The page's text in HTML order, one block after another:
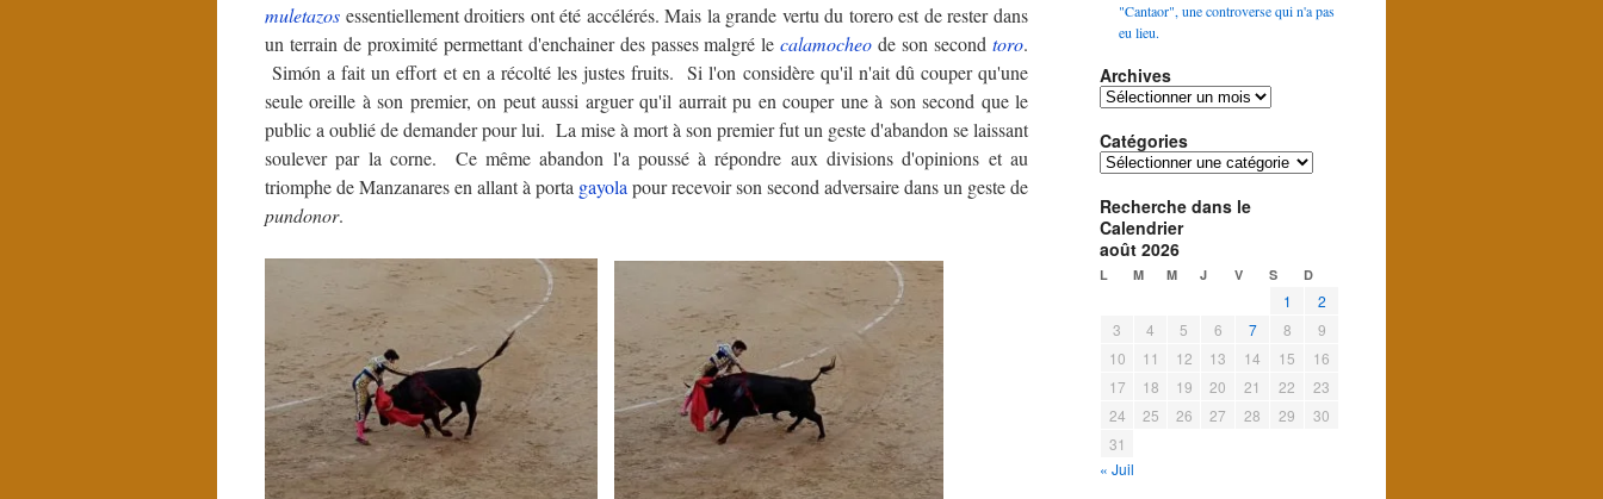
muletazos essentiellement droitiers ont été accélérés. Mais la grande vertu du torero est de rester dans
un terrain de proximité permettant d'enchainer des passes malgré lecalamocheo de son second toro.
Simón a fait un effort et en a récolté les justes fruits. Si l'on considère qu'il n'ait dû couper qu'une
seule oreille à son premier, on peut aussi arguer qu'il aurrait pu en couper une à son second que le
public a oublié de demander pour lui. La mise à mort à son premier fut un geste d'abandon se laissant
soulever par la corne. Ce même abandon l'a poussé à répondre aux divisions d'opinions et au
triomphe de Manzanares en allant à porta gayola pour recevoir son second adversaire dans un geste de
pundonor.
"Cantaor", une controverse qui n'a pas
eu lieu.
Archives
Archives
Catégories
Catégories
Recherche dans le
Calendrier
août 2026
L M M J V S D
1
2
3
4 5 6 7 8
9
10
11 12 13 14 15
16
17
18 19 20 21 22
23
24
25 26 27 28 29
30
31
« Juil